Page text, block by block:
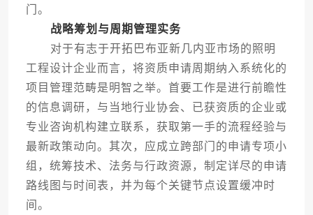
门。
战略筹划与周期管理实务
对于有志于开拓巴布亚新几内亚市场的照明
工程设计企业而言，将资质申请周期纳入系统化的
项目管理范畴是明智之举。首要工作是进行前瞻性
的信息调研，与当地行业协会、已获资质的企业或
专业咨询机构建立联系，获取第一手的流程经验与
最新政策动向。其次，应成立跨部门的申请专项小
组，统筹技术、法务与行政资源，制定详尽的申请
路线图与时间表，并为每个关键节点设置缓冲时
间。